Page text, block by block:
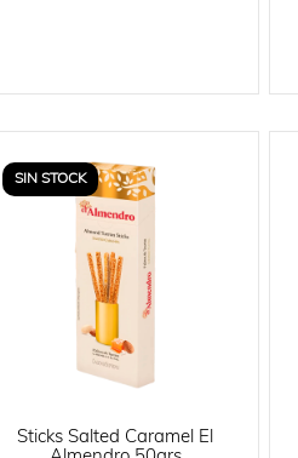
SIN STOCK
Sticks Salted Caramel El